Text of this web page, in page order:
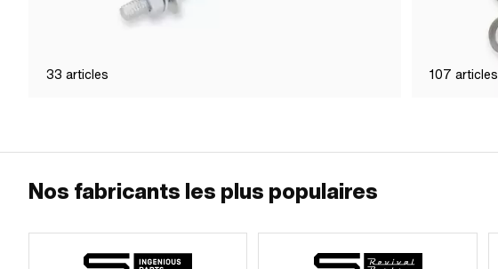
33 articles 107 articles
Nos fabricants les plus populaires